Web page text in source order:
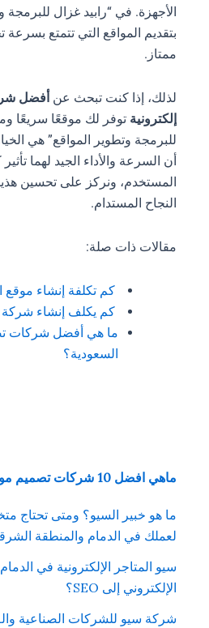
الأجهزة. في “رابيد غزال للبرمجة
بتقديم المواقع التي تتمتع بسرعة
ممتاز.
لذلك، إذا كنت تبحث عنأفضل
إلكترونيةتوفر لك موقعًا سريعًا
للبرمجة وتطوير المواقع” هي
أن السرعة والأداء الجيد لهما
المستخدم، ونركز على تحسين
النجاح المستدام.
مقالات ذات صلة:
كم تكلفة إنشاء موقع
كم يكلف إنشاء شركة
ما هي أفضل شركات
السعودية؟
ماهي افضل 10 شركات تصميم مواقع في مصر؟
ما هو خبير السيو؟ ومتى تحتاج
لعملك في الدمام والمنطقة
سيو المتاجر الإلكترونية في
الإلكتروني إلى SEO؟